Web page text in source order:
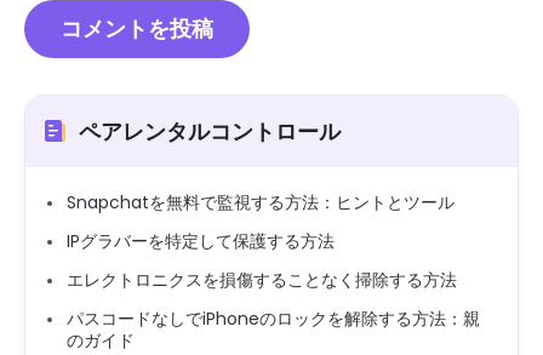
ペアレンタルコントロール
Snapchatを無料で監視する方法：ヒントとツール
IPグラバーを特定して保護する方法
エレクトロニクスを損傷することなく掃除する方法
パスコードなしでiPhoneのロックを解除する方法：親
のガイド